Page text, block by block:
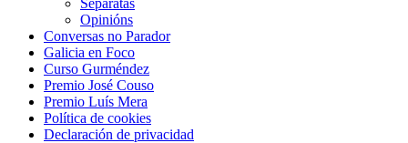
Separatas
Opinións
Conversas no Parador
Galicia en Foco
Curso Gurméndez
Premio José Couso
Premio Luís Mera
Política de cookies
Declaración de privacidad